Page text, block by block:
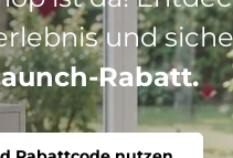
ein Ziel: Ihr